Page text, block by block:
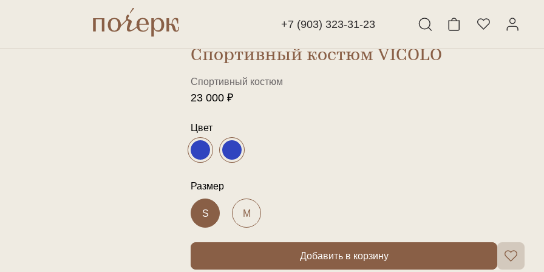
+7 (903) 323-31-23
Найти
Спортивный костюм VICOLO
Спортивный костюм
23 000 ₽
Цвет
Размер
S M
Добавить в корзину